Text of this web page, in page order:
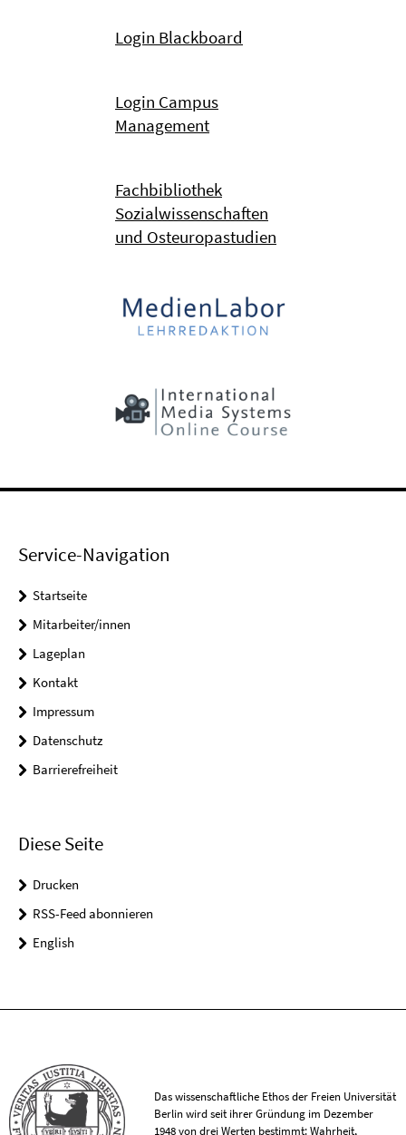
Login Blackboard
Login Campus
Management
Fachbibliothek
Sozialwissenschaften
und Osteuropastudien
Service-Navigation
Startseite
Mitarbeiter/innen
Lageplan
Kontakt
Impressum
Datenschutz
Barrierefreiheit
Diese Seite
Drucken
RSS-Feed abonnieren
English
Das wissenschaftliche Ethos der Freien Universität
Berlin wird seit ihrer Gründung im Dezember
1948 von drei Werten bestimmt: Wahrheit,